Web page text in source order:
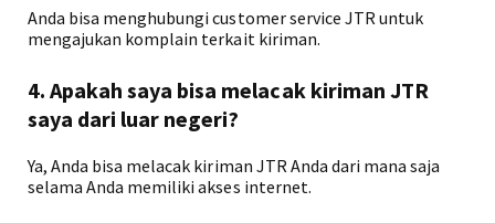
Anda bisa menghubungi customer service JTR untuk
mengajukan komplain terkait kiriman.
4. Apakah saya bisa melacak kiriman JTR
saya dari luar negeri?
Ya, Anda bisa melacak kiriman JTR Anda dari mana saja
selama Anda memiliki akses internet.